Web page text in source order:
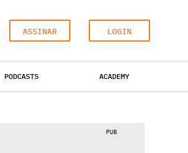
ASSINAR LOGIN
PODCASTS ACADEMY
PUB